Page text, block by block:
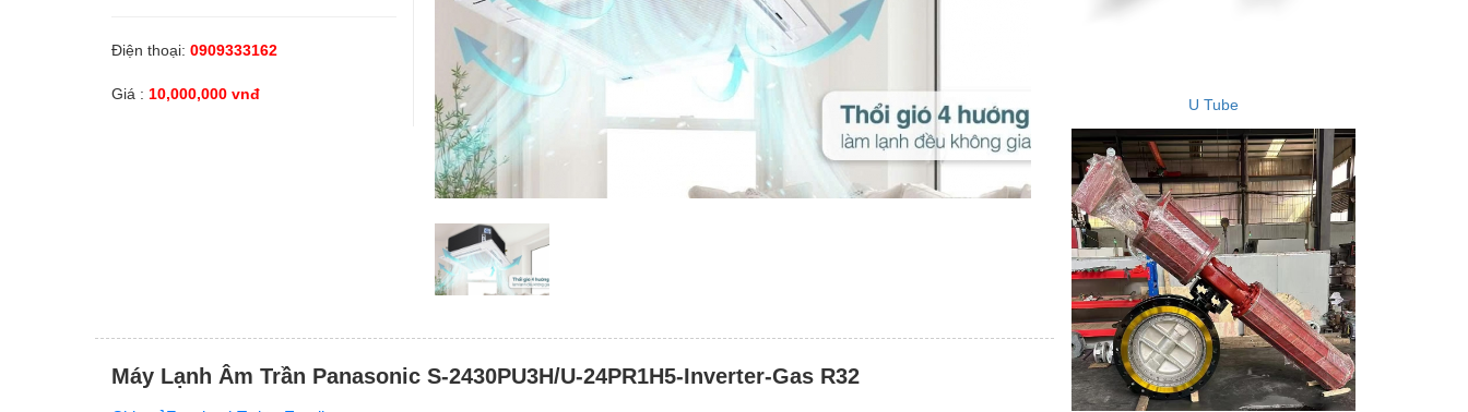
Tìm đại lý phân phối
Dịch vụ bảo trì thiết bị
Dịch vụ bảo trì thiết bị
Điện thoại: 0909333162
Giá : 10,000,000 vnđ
Máy Lạnh Âm Trần Panasonic S-2430PU3H/U-24PR1H5-Inverter-Gas R32
U Tube